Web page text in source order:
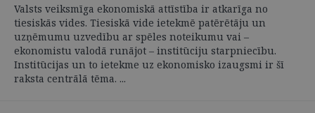
Valsts veiksmīga ekonomiskā attīstība ir atkarīga no
tiesiskās vides. Tiesiskā vide ietekmē patērētāju un
uzņēmumu uzvedību ar spēles noteikumu vai –
ekonomistu valodā runājot – institūciju starpniecību.
Institūcijas un to ietekme uz ekonomisko izaugsmi ir šī
raksta centrālā tēma. ...